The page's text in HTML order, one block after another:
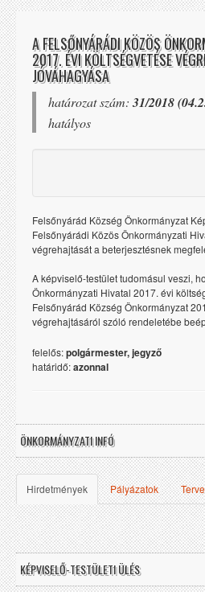
A FELSŐNYÁRÁDI KÖZÖS
2017. ÉVI KÖLTSÉGVETÉSE
JÓVÁHAGYÁSA
határozat szám:31/2018
hatályos
Felsőnyárád Község Önkormányzat
Felsőnyárádi Közös Önkormányzati
végrehajtását a beterjesztésnek
A képviselő-testület tudomásul veszi,
Önkormányzati Hivatal 2017. évi
Felsőnyárád Község Önkormányzat
végrehajtásáról szóló rendeletébe
felelős:polgármester, jegyző
határidő:azonnal
ÖNKORMÁNYZATI INFÓ
Hirdetmények Pályázatok
KÉPVISELŐ-TESTÜLETI ÜLÉS